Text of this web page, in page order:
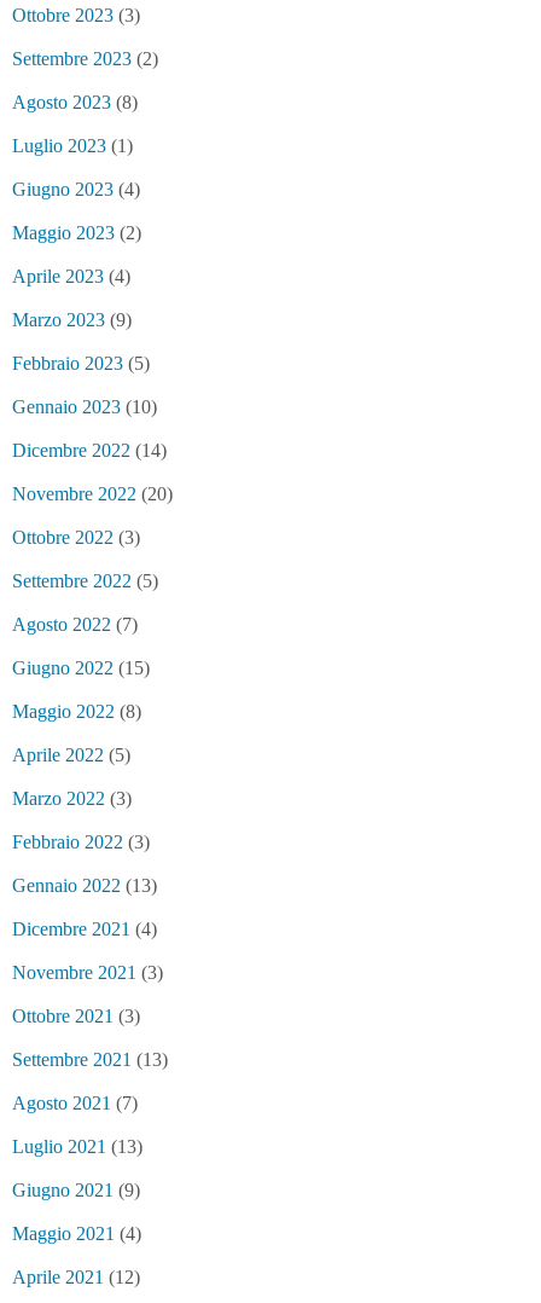
Ottobre 2023 (3)
Settembre 2023 (2)
Agosto 2023 (8)
Luglio 2023 (1)
Giugno 2023 (4)
Maggio 2023 (2)
Aprile 2023 (4)
Marzo 2023 (9)
Febbraio 2023 (5)
Gennaio 2023 (10)
Dicembre 2022 (14)
Novembre 2022 (20)
Ottobre 2022 (3)
Settembre 2022 (5)
Agosto 2022 (7)
Giugno 2022 (15)
Maggio 2022 (8)
Aprile 2022 (5)
Marzo 2022 (3)
Febbraio 2022 (3)
Gennaio 2022 (13)
Dicembre 2021 (4)
Novembre 2021 (3)
Ottobre 2021 (3)
Settembre 2021 (13)
Agosto 2021 (7)
Luglio 2021 (13)
Giugno 2021 (9)
Maggio 2021 (4)
Aprile 2021 (12)